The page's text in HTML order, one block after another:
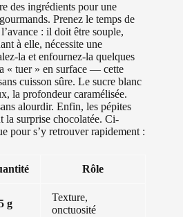
des ingrédients pour une
Prenez le temps de
: il doit être souple,
à elle, nécessite une
la et enfournez-la quelques
« tuer » en surface — cette
cuisson sûre. Le sucre blanc
la profondeur caramélisée.
alourdir. Enfin, les pépites
la surprise chocolatée. Ci-
pour s’y retrouver rapidement :
Rôle
g
Texture,
onctuosité